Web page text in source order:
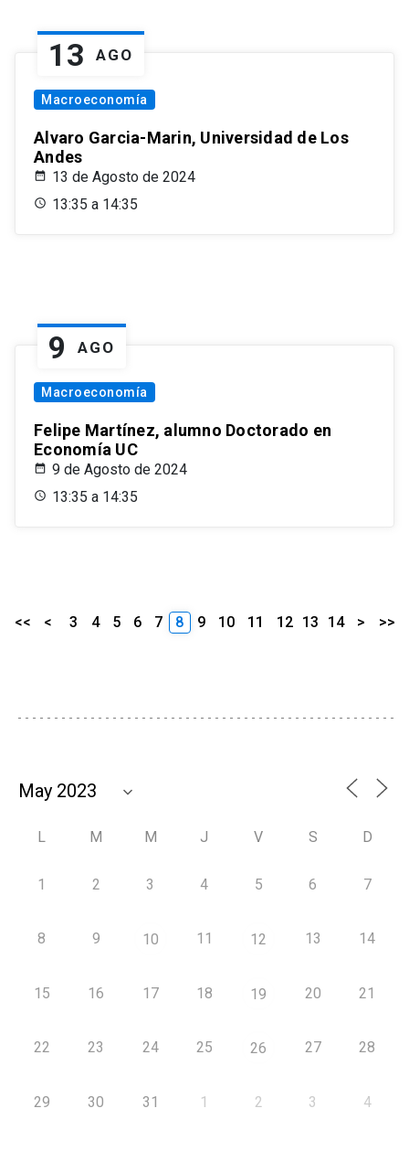
13 AGO
Macroeconomía
Alvaro Garcia-Marin, Universidad de Los
Andes
13 de Agosto de 2024
13:35 a 14:35
9 AGO
Macroeconomía
Felipe Martínez, alumno Doctorado en
Economía UC
9 de Agosto de 2024
13:35 a 14:35
<< < 3 4 5 6 7 8 9 10 11 12 13 14 > >>
L M M J V S D
1 2 3 4 5 6 7
8 9 10 11 12 13 14
15 16 17 18 19 20 21
22 23 24 25 26 27 28
29 30 31 1 2 3 4